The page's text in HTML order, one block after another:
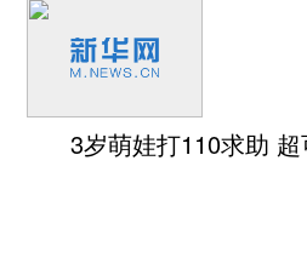
3岁萌娃打110求助